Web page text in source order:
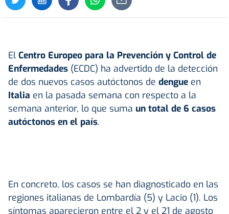
El Centro Europeo para la Prevención y Control de
Enfermedades (ECDC) ha advertido de la detección
de dos nuevos casos autóctonos de dengue en
Italia en la pasada semana con respecto a la
semana anterior, lo que suma un total de 6 casos
autóctonos en el país.
En concreto, los casos se han diagnosticado en las
regiones italianas de Lombardía (5) y Lacio (1). Los
síntomas aparecieron entre el 2 y el 21 de agosto